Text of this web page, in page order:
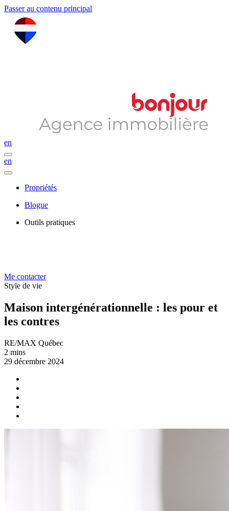
Passer au contenu principal
en
en
Propriétés
Blogue
Outils pratiques
Me contacter
Style de vie
Maison intergénérationnelle : les pour et
les contres
RE/MAX Québec
2 mins
29 décembre 2024